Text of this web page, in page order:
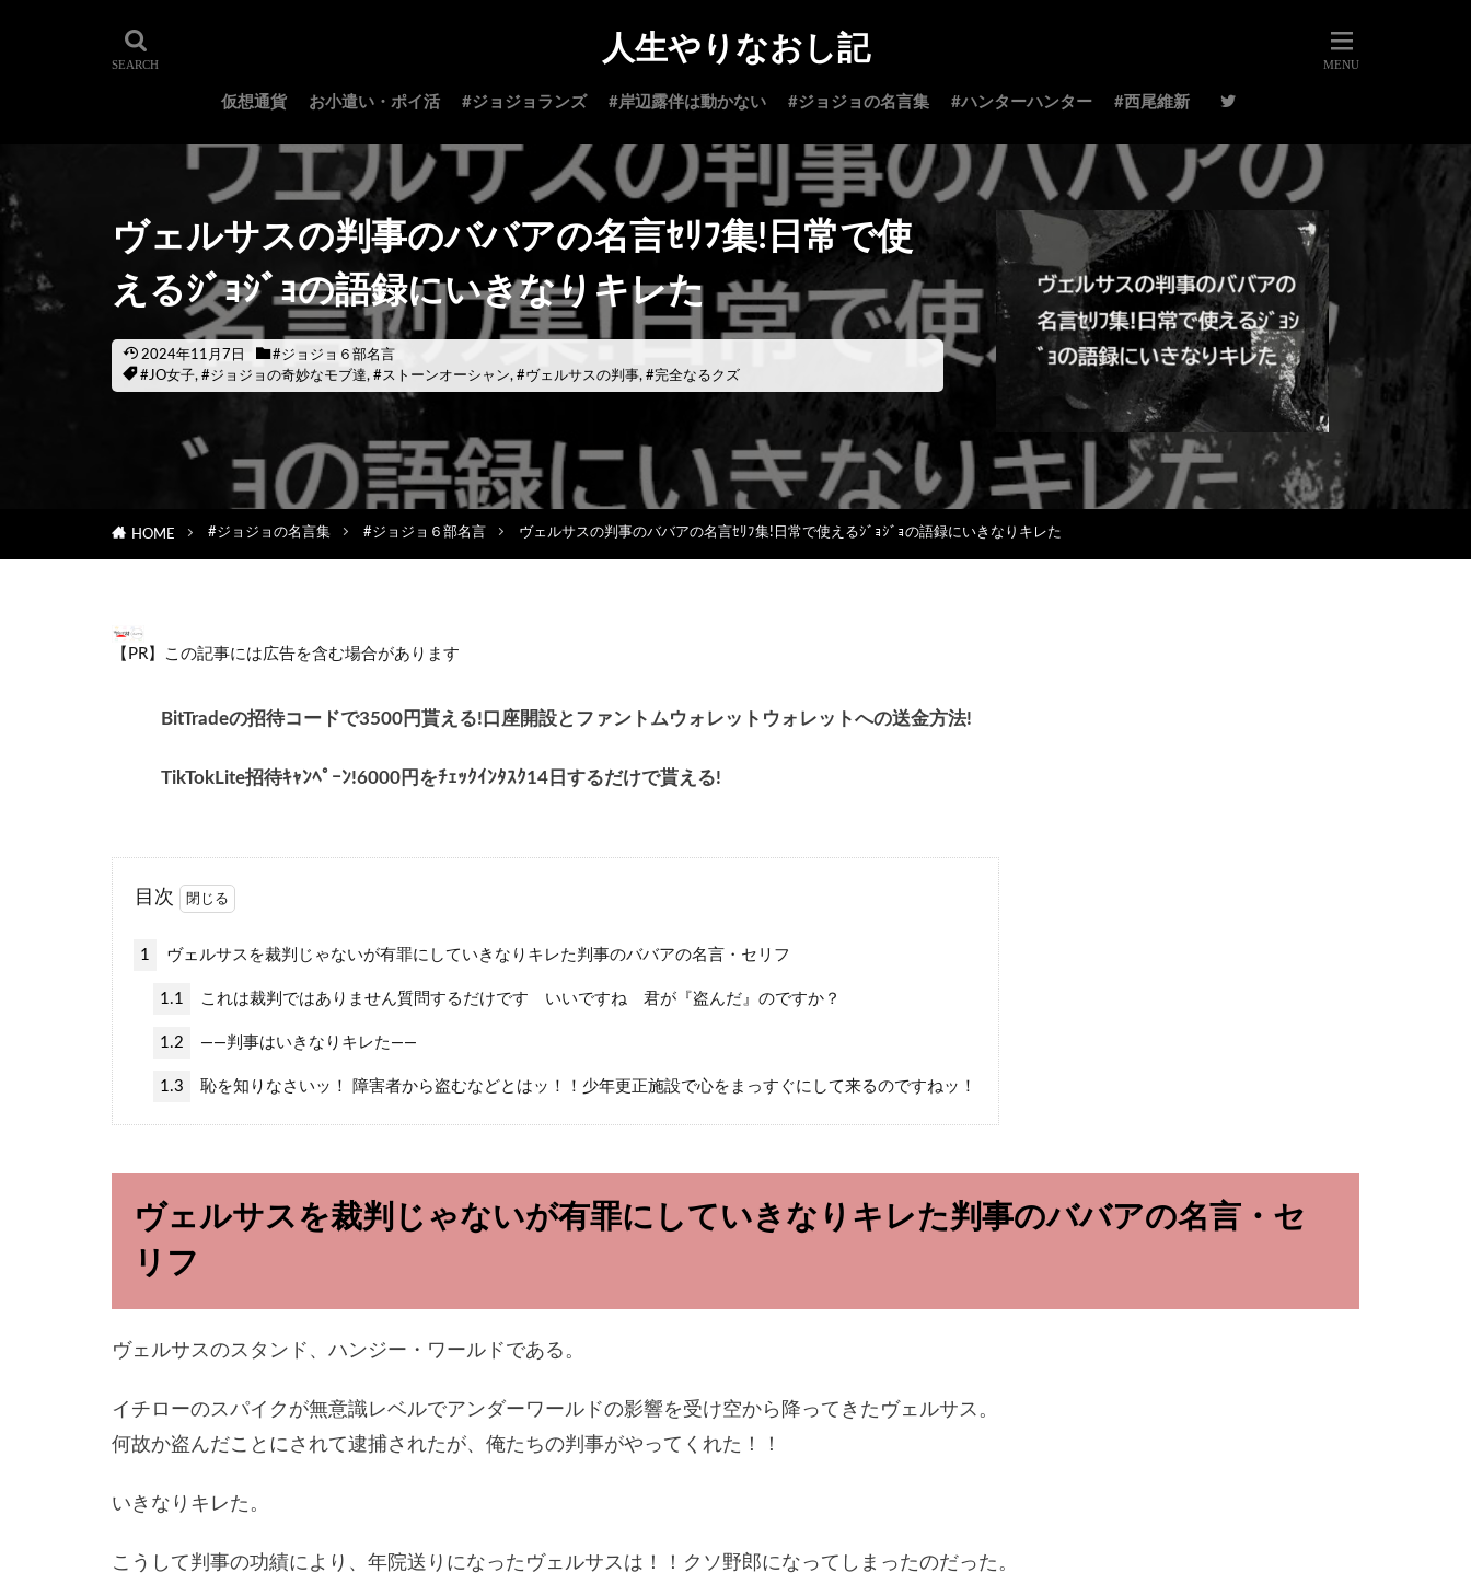
人生やりなおし記
仮想通貨 お小遣い・ポイ活 #ジョジョランズ #岸辺露伴は動かない #ジョジョの名言集 #ハンターハンター #西尾維新
ヴェルサスの判事のババアの名言ｾﾘﾌ集!日常で使
えるｼﾞｮｼﾞｮの語録にいきなりキレた
2024年11月7日
#ジョジョ６部名言
#JO女子, #ジョジョの奇妙なモブ達, #ストーンオーシャン, #ヴェルサスの判事, #完全なるクズ
HOME #ジョジョの名言集 #ジョジョ６部名言 ヴェルサスの判事のババアの名言ｾﾘﾌ集!日常で使えるｼﾞｮｼﾞｮの語録にいきなりキレた
【PR】この記事には広告を含む場合があります
BitTradeの招待コードで3500円貰える!口座開設とファントムウォレットウォレットへの送金方法!
TikTokLite招待ｷｬﾝﾍﾟｰﾝ!6000円をﾁｪｯｸｲﾝﾀｽｸ14日するだけで貰える!
目次
1 ヴェルサスを裁判じゃないが有罪にしていきなりキレた判事のババアの名言・セリフ
1.1 これは裁判ではありません質問するだけです いいですね 君が『盗んだ』のですか？
1.2 ――判事はいきなりキレた――
1.3 恥を知りなさいッ！ 障害者から盗むなどとはッ！！少年更正施設で心をまっすぐにして来るのですねッ！
ヴェルサスを裁判じゃないが有罪にしていきなりキレた判事のババアの名言・セ
リフ
ヴェルサスのスタンド、ハンジー・ワールドである。
イチローのスパイクが無意識レベルでアンダーワールドの影響を受け空から降ってきたヴェルサス。
何故か盗んだことにされて逮捕されたが、俺たちの判事がやってくれた！！
いきなりキレた。
こうして判事の功績により、年院送りになったヴェルサスは！！クソ野郎になってしまったのだった。